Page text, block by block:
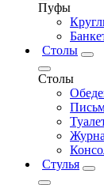
Пуфы
Столы
Столы
Стулья